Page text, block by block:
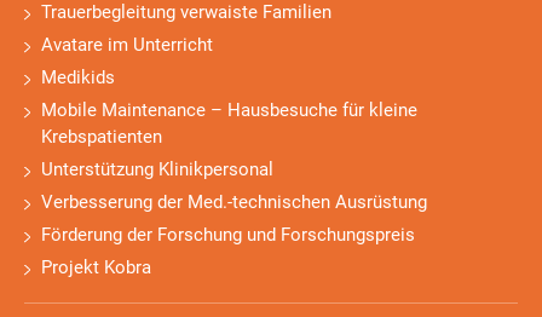
Trauerbegleitung verwaiste Familien
Avatare im Unterricht
Medikids
Mobile Maintenance – Hausbesuche für kleine
Krebspatienten
Unterstützung Klinikpersonal
Verbesserung der Med.-technischen Ausrüstung
Förderung der Forschung und Forschungspreis
Projekt Kobra